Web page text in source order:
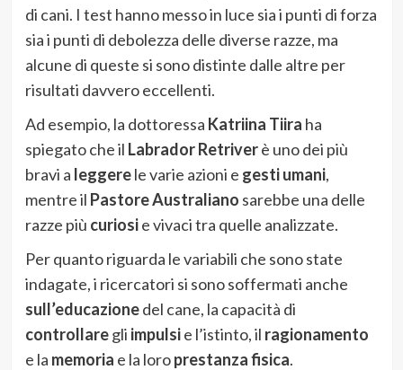
di cani. I test hanno messo in luce sia i punti di forza
sia i punti di debolezza delle diverse razze, ma
alcune di queste si sono distinte dalle altre per
risultati davvero eccellenti.
Ad esempio, la dottoressa Katriina Tiira ha
spiegato che il Labrador Retriverè uno dei più
bravi a leggerele varie azioni e gesti umani,
mentre il Pastore Australiano sarebbe una delle
razze più curiosie vivaci tra quelle analizzate.
Per quanto riguarda le variabili che sono state
indagate, i ricercatori si sono soffermati anche
sull’educazionedel cane, la capacità di
controllaregli impulsie l’istinto, il ragionamento
e la memoria e la loroprestanzafisica.